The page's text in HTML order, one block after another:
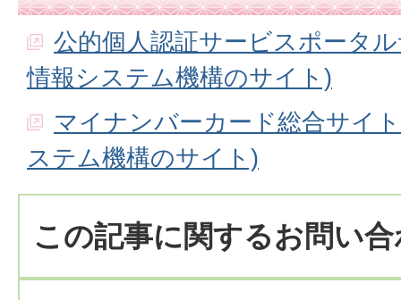
公的個人認証サービスポータ
情報システム機構のサイト)
マイナンバーカード総合サイ
ステム機構のサイト)
この記事に関するお問い